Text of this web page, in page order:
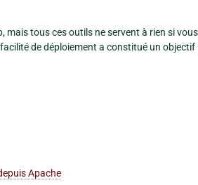
mais tous ces outils ne servent à rien si vous
de déploiement a constitué un objectif
Apache